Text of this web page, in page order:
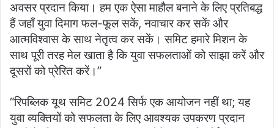
अवसर प्रदान किया। हम एक ऐसा माहौल बनाने के लिए प्रतिबद्ध
हैं जहाँ युवा दिमाग फल-फूल सकें, नवाचार कर सकें और
आत्मविश्वास के साथ नेतृत्व कर सकें। समिट हमारे मिशन के
साथ पूरी तरह मेल खाता है कि युवा सफलताओं को साझा करें और
दूसरों को प्रेरित करें।”
“रिपब्लिक यूथ समिट 2024 सिर्फ एक आयोजन नहीं था; यह
युवा व्यक्तियों को सफलता के लिए आवश्यक उपकरण प्रदान